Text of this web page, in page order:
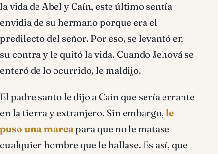
la vida de Abel y Caín, este último sentía
envidia de su hermano porque era el
predilecto del señor. Por eso, se levantó en
su contra y le quitó la vida. Cuando Jehová se
enteró de lo ocurrido, le maldijo.
El padre santo le dijo a Caín que sería errante
en la tierra y extranjero. Sin embargo, le
puso una marcapara que no le matase
cualquier hombre que le hallase. Es así, que